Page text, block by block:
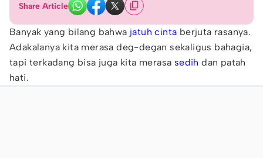
Share Article
Banyak yang bilang bahwa jatuh cinta berjuta rasanya.
Adakalanya kita merasa deg-degan sekaligus bahagia,
tapi terkadang bisa juga kita merasa sedih dan patah
hati.